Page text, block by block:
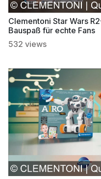
Clementoni Star Wars
Bauspaß für echte Fans
532 views